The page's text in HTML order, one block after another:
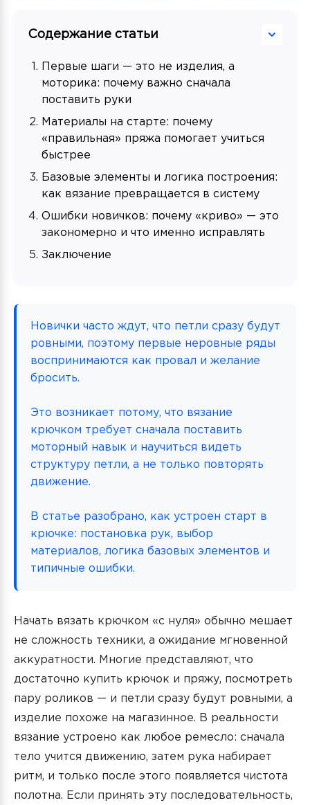
Содержание статьи
Первые шаги — это не изделия, а
моторика: почему важно сначала
поставить руки
Материалы на старте: почему
«правильная» пряжа помогает учиться
быстрее
Базовые элементы и логика построения:
как вязание превращается в систему
Ошибки новичков: почему «криво» — это
закономерно и что именно исправлять
Заключение
Новички часто ждут, что петли сразу будут
ровными, поэтому первые неровные ряды
воспринимаются как провал и желание
бросить.
Это возникает потому, что вязание
крючком требует сначала поставить
моторный навык и научиться видеть
структуру петли, а не только повторять
движение.
В статье разобрано, как устроен старт в
крючке: постановка рук, выбор
материалов, логика базовых элементов и
типичные ошибки.
Начать вязать крючком «с нуля» обычно мешает
не сложность техники, а ожидание мгновенной
аккуратности. Многие представляют, что
достаточно купить крючок и пряжу, посмотреть
пару роликов — и петли сразу будут ровными, а
изделие похоже на магазинное. В реальности
вязание устроено как любое ремесло: сначала
тело учится движению, затем рука набирает
ритм, и только после этого появляется чистота
полотна. Если принять эту последовательность,